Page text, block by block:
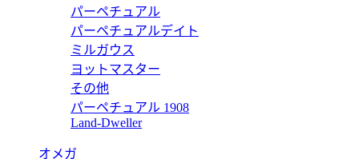
ウィメンズ アンクルブーツ 764206 AADUN 2042
ウィメンズ アンクルブーツ 764206 0PV00 1000
パーペチュアル
パーペチュアルデイト
ミルガウス
ヨットマスター
その他
パーペチュアル 1908
Land-Dweller
オメガ